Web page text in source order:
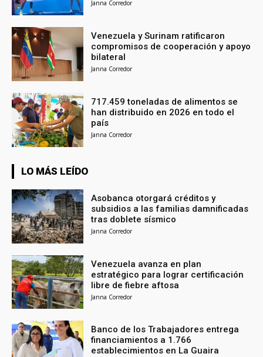
Janna Corredor
Venezuela y Surinam ratificaron
compromisos de cooperación y apoyo
bilateral
Janna Corredor
717.459 toneladas de alimentos se
han distribuido en 2026 en todo el
país
Janna Corredor
LO MÁS LEÍDO
Asobanca otorgará créditos y
subsidios a las familias damnificadas
tras doblete sísmico
Janna Corredor
Venezuela avanza en plan
estratégico para lograr certificación
libre de fiebre aftosa
Janna Corredor
Banco de los Trabajadores entrega
financiamientos a 1.766
establecimientos en La Guaira